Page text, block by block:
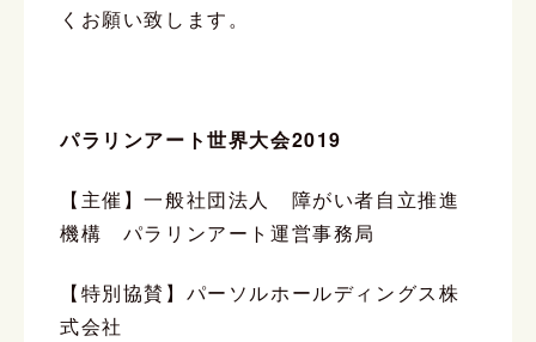
くお願い致します。
パラリンアート世界大会2019
【主催】一般社団法人 障がい者自立推進
機構 パラリンアート運営事務局
【特別協賛】パーソルホールディングス株
式会社